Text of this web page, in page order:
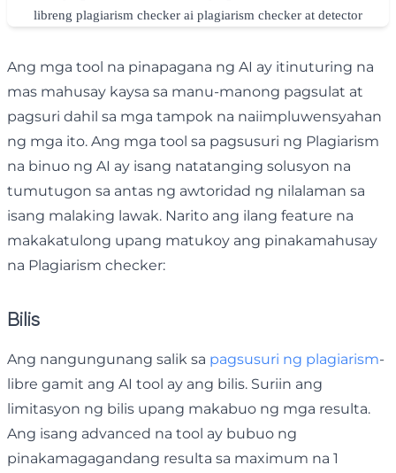
Ang mga tool na pinapagana ng AI ay itinuturing na
mas mahusay kaysa sa manu-manong pagsulat at
pagsuri dahil sa mga tampok na naiimpluwensyahan
ng mga ito. Ang mga tool sa pagsusuri ng Plagiarism
na binuo ng AI ay isang natatanging solusyon na
tumutugon sa antas ng awtoridad ng nilalaman sa
isang malaking lawak. Narito ang ilang feature na
makakatulong upang matukoy ang pinakamahusay
na Plagiarism checker:
Bilis
Ang nangungunang salik sa pagsusuri ng plagiarism-
libre gamit ang AI tool ay ang bilis. Suriin ang
limitasyon ng bilis upang makabuo ng mga resulta.
Ang isang advanced na tool ay bubuo ng
pinakamagagandang resulta sa maximum na 1